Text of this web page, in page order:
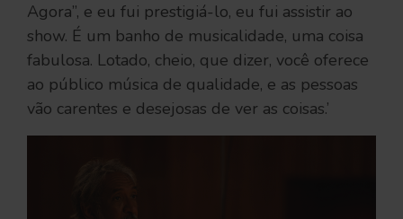
Agora”, e eu fui prestigiá-lo, eu fui assistir ao
show. É um banho de musicalidade, uma coisa
fabulosa. Lotado, cheio, que dizer, você oferece
ao público música de qualidade, e as pessoas
vão carentes e desejosas de ver as coisas.’